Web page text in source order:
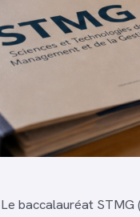
Le baccalauréat STMG